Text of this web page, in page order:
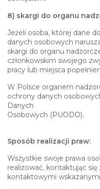
8) skargi do organu
Jeżeli osoba, której dane
danych osobowych
skargi do organu
członkowskim swojego
pracy lub miejsca
W Polsce organem
ochrony danych
Danych
Osobowych (PUODO).
Sposób realizacji praw:
Wszystkie swoje prawa
realizować, kontaktując
kontaktowymi